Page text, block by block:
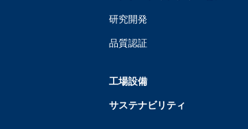
研究開発
品質認証
工場設備
サステナビリティ